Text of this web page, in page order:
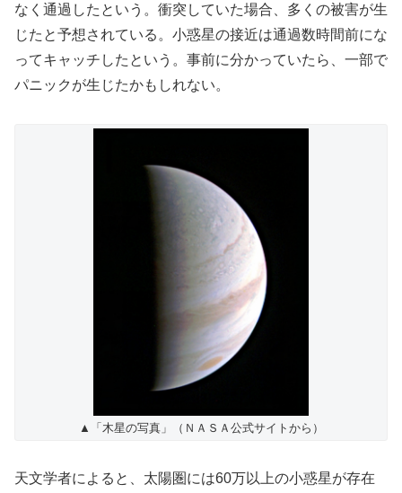
なく通過したという。衝突していた場合、多くの被害が生
じたと予想されている。小惑星の接近は通過数時間前にな
ってキャッチしたという。事前に分かっていたら、一部で
パニックが生じたかもしれない。
▲「木星の写真」（ＮＡＳＡ公式サイトから）
天文学者によると、太陽圏には60万以上の小惑星が存在